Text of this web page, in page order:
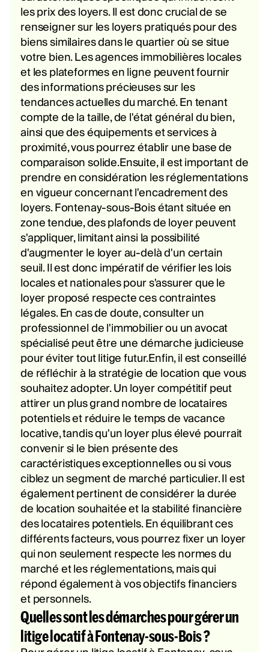
les prix des loyers. Il est donc crucial de se
renseigner sur les loyers pratiqués pour des
biens similaires dans le quartier où se situe
votre bien. Les agences immobilières locales
et les plateformes en ligne peuvent fournir
des informations précieuses sur les
tendances actuelles du marché. En tenant
compte de la taille, de l'état général du bien,
ainsi que des équipements et services à
proximité, vous pourrez établir une base de
comparaison solide.Ensuite, il est important de
prendre en considération les réglementations
en vigueur concernant l'encadrement des
loyers. Fontenay-sous-Bois étant située en
zone tendue, des plafonds de loyer peuvent
s'appliquer, limitant ainsi la possibilité
d'augmenter le loyer au-delà d'un certain
seuil. Il est donc impératif de vérifier les lois
locales et nationales pour s'assurer que le
loyer proposé respecte ces contraintes
légales. En cas de doute, consulter un
professionnel de l'immobilier ou un avocat
spécialisé peut être une démarche judicieuse
pour éviter tout litige futur.Enfin, il est conseillé
de réfléchir à la stratégie de location que vous
souhaitez adopter. Un loyer compétitif peut
attirer un plus grand nombre de locataires
potentiels et réduire le temps de vacance
locative, tandis qu'un loyer plus élevé pourrait
convenir si le bien présente des
caractéristiques exceptionnelles ou si vous
ciblez un segment de marché particulier. Il est
également pertinent de considérer la durée
de location souhaitée et la stabilité financière
des locataires potentiels. En équilibrant ces
différents facteurs, vous pourrez fixer un loyer
qui non seulement respecte les normes du
marché et les réglementations, mais qui
répond également à vos objectifs financiers
et personnels.
Quelles sont les démarches pour gérer un
litige locatif à Fontenay-sous-Bois ?